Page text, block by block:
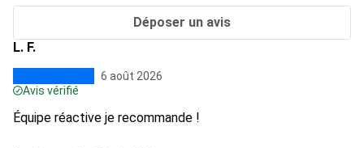
Déposer un avis
L. F.
6 août 2026
Avis vérifié
Équipe réactive je recommande !